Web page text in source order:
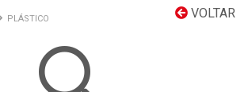
VOLTAR
PLÁSTICO